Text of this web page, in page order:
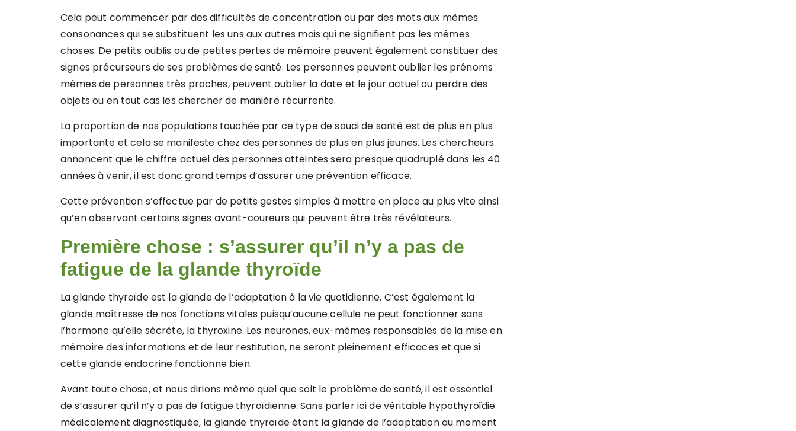
Cela peut commencer par des difficultés de concentration ou par des mots aux mêmes
consonances qui se substituent les uns aux autres mais qui ne signifient pas les mêmes
choses. De petits oublis ou de petites pertes de mémoire peuvent également constituer des
signes précurseurs de ses problèmes de santé. Les personnes peuvent oublier les prénoms
mêmes de personnes très proches, peuvent oublier la date et le jour actuel ou perdre des
objets ou en tout cas les chercher de manière récurrente.
La proportion de nos populations touchée par ce type de souci de santé est de plus en plus
importante et cela se manifeste chez des personnes de plus en plus jeunes. Les chercheurs
annoncent que le chiffre actuel des personnes atteintes sera presque quadruplé dans les 40
années à venir, il est donc grand temps d’assurer une prévention efficace.
Cette prévention s’effectue par de petits gestes simples à mettre en place au plus vite ainsi
qu’en observant certains signes avant-coureurs qui peuvent être très révélateurs.
Première chose : s’assurer qu’il n’y a pas de
fatigue de la glande thyroïde
La glande thyroïde est la glande de l’adaptation à la vie quotidienne. C’est également la
glande maîtresse de nos fonctions vitales puisqu’aucune cellule ne peut fonctionner sans
l’hormone qu’elle sécrète, la thyroxine. Les neurones, eux-mêmes responsables de la mise en
mémoire des informations et de leur restitution, ne seront pleinement efficaces et que si
cette glande endocrine fonctionne bien.
Avant toute chose, et nous dirions même quel que soit le problème de santé, il est essentiel
de s’assurer qu’il n’y a pas de fatigue thyroïdienne. Sans parler ici de véritable hypothyroïdie
médicalement diagnostiquée, la glande thyroïde étant la glande de l’adaptation au moment